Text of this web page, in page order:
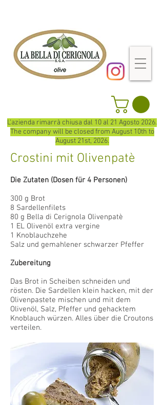
L'azienda rimarrà chiusa dal 10 al 21 Agosto 2026.
The company will be closed from August 10th to
August 21st, 2026.
Crostini mit Olivenpatè
Die Zutaten (Dosen für 4 Personen)
300 g Brot
8 Sardellenfilets
80 g Bella di Cerignola Olivenpatè
1 EL Olivenöl extra vergine
1 Knoblauchzehe
Salz und gemahlener schwarzer Pfeffer
Zubereitung
Das Brot in Scheiben schneiden und
rösten. Die Sardellen klein hacken, mit der
Olivenpastete mischen und mit dem
Olivenöl, Salz, Pfeffer und gehacktem
Knoblauch würzen. Alles über die Croutons
verteilen.